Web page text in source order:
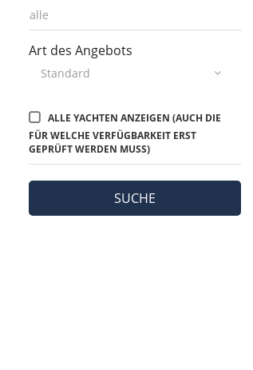
Art des Angebots
ALLE YACHTEN ANZEIGEN (AUCH DIE
FÜR WELCHE VERFÜGBARKEIT ERST
GEPRÜFT WERDEN MUSS)
SUCHE